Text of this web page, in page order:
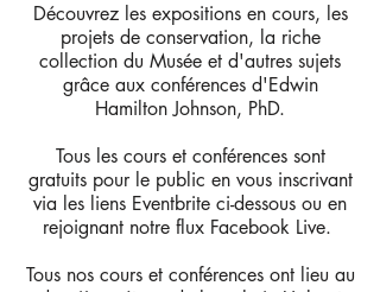
Découvrez les expositions en cours, les
projets de conservation, la riche
collection du Musée et d'autres sujets
grâce aux conférences d'Edwin
Hamilton Johnson, PhD.
Tous les cours et conférences sont
gratuits pour le public en vous inscrivant
via les liens Eventbrite ci-dessous ou en
rejoignant notre flux Facebook Live.
Tous nos cours et conférences ont lieu au